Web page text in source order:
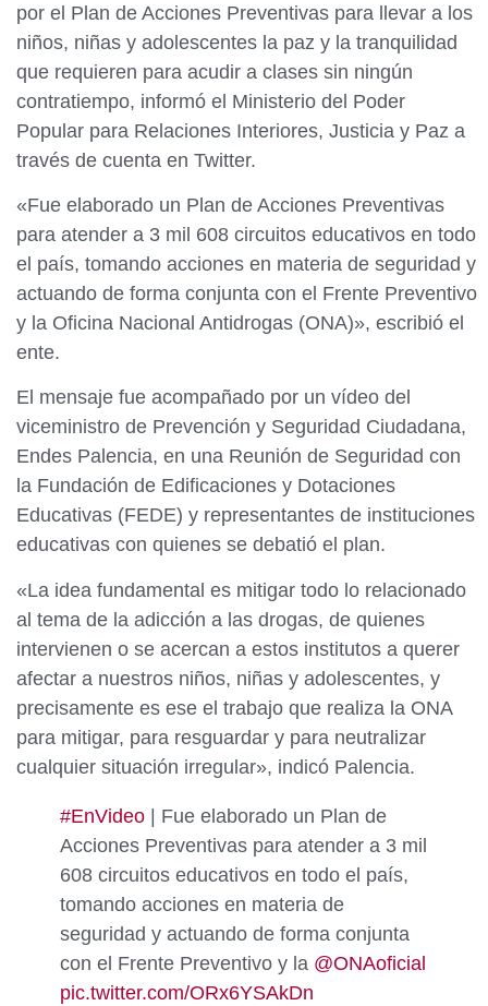
por el Plan de Acciones Preventivas para llevar a los
niños, niñas y adolescentes la paz y la tranquilidad
que requieren para acudir a clases sin ningún
contratiempo, informó el Ministerio del Poder
Popular para Relaciones Interiores, Justicia y Paz a
través de cuenta en Twitter.
«Fue elaborado un Plan de Acciones Preventivas
para atender a 3 mil 608 circuitos educativos en todo
el país, tomando acciones en materia de seguridad y
actuando de forma conjunta con el Frente Preventivo
y la Oficina Nacional Antidrogas (ONA)», escribió el
ente.
El mensaje fue acompañado por un vídeo del
viceministro de Prevención y Seguridad Ciudadana,
Endes Palencia, en una Reunión de Seguridad con
la Fundación de Edificaciones y Dotaciones
Educativas (FEDE) y representantes de instituciones
educativas con quienes se debatió el plan.
«La idea fundamental es mitigar todo lo relacionado
al tema de la adicción a las drogas, de quienes
intervienen o se acercan a estos institutos a querer
afectar a nuestros niños, niñas y adolescentes, y
precisamente es ese el trabajo que realiza la ONA
para mitigar, para resguardar y para neutralizar
cualquier situación irregular», indicó Palencia.
#EnVideo | Fue elaborado un Plan de
Acciones Preventivas para atender a 3 mil
608 circuitos educativos en todo el país,
tomando acciones en materia de
seguridad y actuando de forma conjunta
con el Frente Preventivo y la @ONAoficial
pic.twitter.com/ORx6YSAkDn